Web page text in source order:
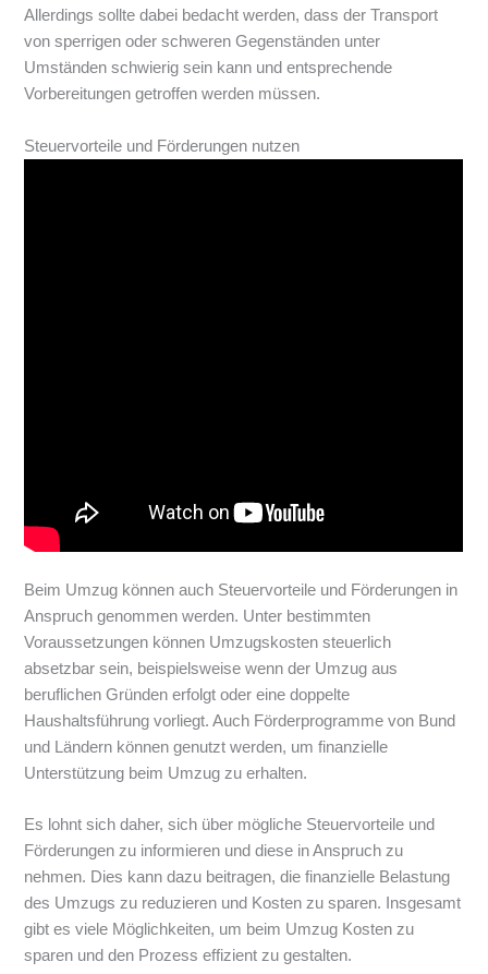
Allerdings sollte dabei bedacht werden, dass der Transport
von sperrigen oder schweren Gegenständen unter
Umständen schwierig sein kann und entsprechende
Vorbereitungen getroffen werden müssen.
Steuervorteile und Förderungen nutzen
Beim Umzug können auch Steuervorteile und Förderungen in
Anspruch genommen werden. Unter bestimmten
Voraussetzungen können Umzugskosten steuerlich
absetzbar sein, beispielsweise wenn der Umzug aus
beruflichen Gründen erfolgt oder eine doppelte
Haushaltsführung vorliegt. Auch Förderprogramme von Bund
und Ländern können genutzt werden, um finanzielle
Unterstützung beim Umzug zu erhalten.
Es lohnt sich daher, sich über mögliche Steuervorteile und
Förderungen zu informieren und diese in Anspruch zu
nehmen. Dies kann dazu beitragen, die finanzielle Belastung
des Umzugs zu reduzieren und Kosten zu sparen. Insgesamt
gibt es viele Möglichkeiten, um beim Umzug Kosten zu
sparen und den Prozess effizient zu gestalten.